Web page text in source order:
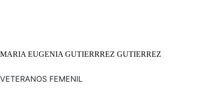
MARIA EUGENIA GUTIERRREZ GUTIERREZ
VETERANOS FEMENIL